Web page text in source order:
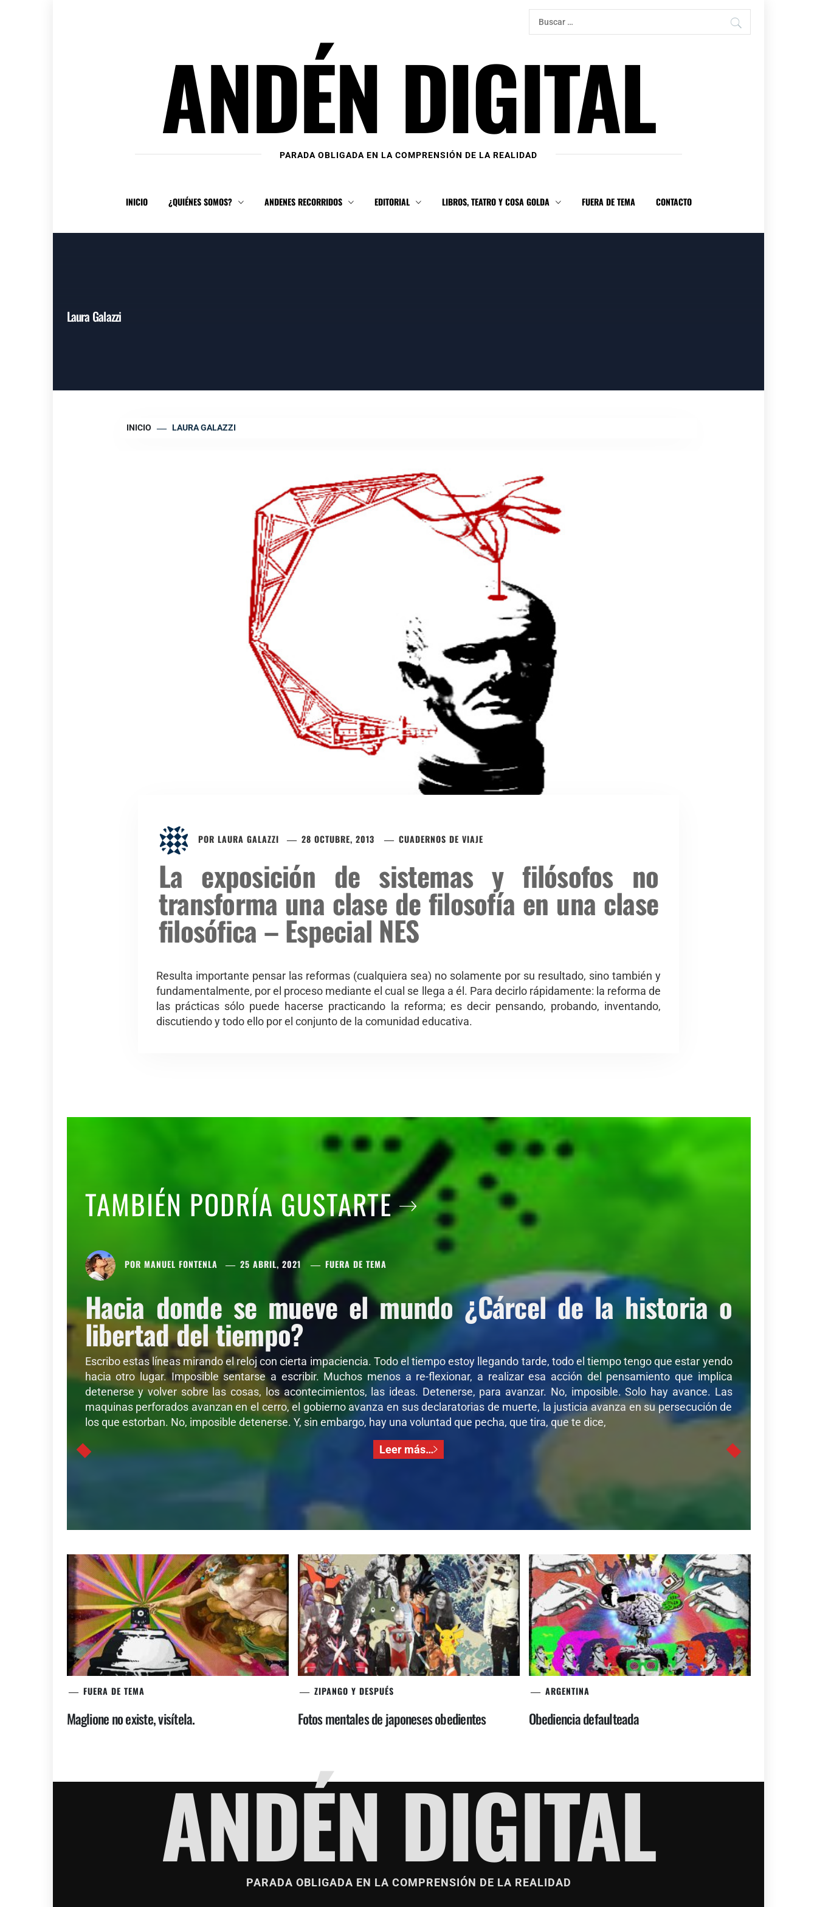
Buscar:
ANDÉN DIGITAL
PARADA OBLIGADA EN LA COMPRENSIÓN DE LA REALIDAD
INICIO ¿QUIÉNES SOMOS? ANDENES RECORRIDOS EDITORIAL LIBROS, TEATRO Y COSA GOLDA FUERA DE TEMA CONTACTO
Laura Galazzi
INICIO LAURA GALAZZI
POR LAURA GALAZZI 28 OCTUBRE, 2013 CUADERNOS DE VIAJE
La exposición de sistemas y filósofos no
transforma una clase de filosofía en una clase
filosófica – Especial NES
Resulta importante pensar las reformas (cualquiera sea) no solamente por su resultado, sino también y
fundamentalmente, por el proceso mediante el cual se llega a él. Para decirlo rápidamente: la reforma de
las prácticas sólo puede hacerse practicando la reforma; es decir pensando, probando, inventando,
discutiendo y todo ello por el conjunto de la comunidad educativa.
TAMBIÉN PODRÍA GUSTARTE
POR MANUEL FONTENLA 25 ABRIL, 2021 FUERA DE TEMA
Hacia donde se mueve el mundo ¿Cárcel de la historia o
libertad del tiempo?
Escribo estas líneas mirando el reloj con cierta impaciencia. Todo el tiempo estoy llegando tarde, todo el tiempo tengo que estar yendo
hacia otro lugar. Imposible sentarse a escribir. Muchos menos a re-flexionar, a realizar esa acción del pensamiento que implica
detenerse y volver sobre las cosas, los acontecimientos, las ideas. Detenerse, para avanzar. No, imposible. Solo hay avance. Las
maquinas perforados avanzan en el cerro, el gobierno avanza en sus declaratorias de muerte, la justicia avanza en su persecución de
los que estorban. No, imposible detenerse. Y, sin embargo, hay una voluntad que pecha, que tira, que te dice,
Leer más…
FUERA DE TEMA
Maglione no existe, visítela.
ZIPANGO Y DESPUÉS
Fotos mentales de japoneses obedientes
ARGENTINA
Obediencia defaulteada
ANDÉN DIGITAL
PARADA OBLIGADA EN LA COMPRENSIÓN DE LA REALIDAD